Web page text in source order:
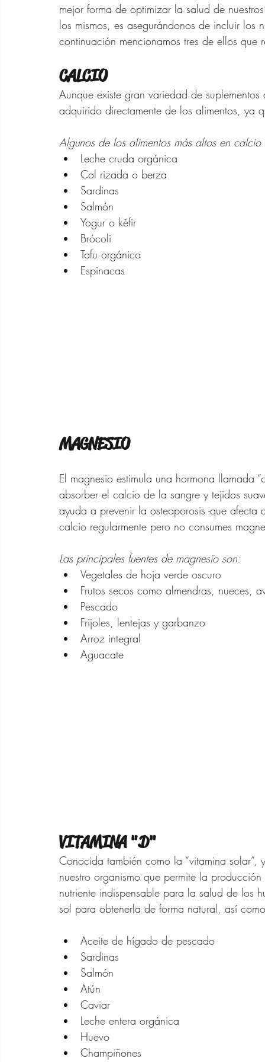
Zapatos para Mujeres
Gafas de Sol para
Ofertas Banana
mejor forma de optimizar la salud de
los mismos, es asegurándonos de incluir los
continuación mencionamos tres de ellos
CALCIO
Aunque existe gran variedad de
adquirido directamente de los alimentos, ya
Algunos de los alimentos más altos en calcio
Leche cruda orgánica
Col rizada o berza
Sardinas
Salmón
Yogur o kéfir
Brócoli
Tofu orgánico
Espinacas
MAGNESIO
El magnesio estimula una hormona
absorber el calcio de la sangre y tejidos
ayuda a prevenir la osteoporosis -que
calcio regularmente pero no consumes
Las principales fuentes de magnesio son:
Vegetales de hoja verde oscuro
Frutos secos como almendras, nueces,
Pescado
Frijoles, lentejas y garbanzo
Arroz integral
Aguacate
VITAMINA "D"
Conocida también como la “vitamina
nuestro organismo que permite la
nutriente indispensable para la salud de los
sol para obtenerla de forma natural, así
Aceite de hígado de pescado
Sardinas
Salmón
Atún
Caviar
Leche entera orgánica
Huevo
Champiñones